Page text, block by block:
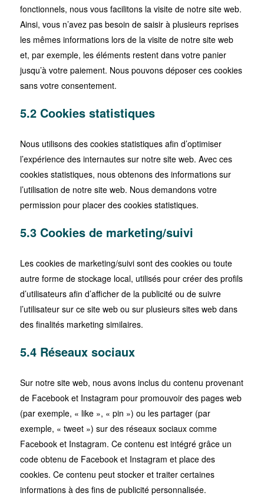
fonctionnels, nous vous facilitons la visite de notre site web.
Ainsi, vous n’avez pas besoin de saisir à plusieurs reprises
les mêmes informations lors de la visite de notre site web
et, par exemple, les éléments restent dans votre panier
jusqu’à votre paiement. Nous pouvons déposer ces cookies
sans votre consentement.
5.2 Cookies statistiques
Nous utilisons des cookies statistiques afin d’optimiser
l’expérience des internautes sur notre site web. Avec ces
cookies statistiques, nous obtenons des informations sur
l’utilisation de notre site web. Nous demandons votre
permission pour placer des cookies statistiques.
5.3 Cookies de marketing/suivi
Les cookies de marketing/suivi sont des cookies ou toute
autre forme de stockage local, utilisés pour créer des profils
d’utilisateurs afin d’afficher de la publicité ou de suivre
l’utilisateur sur ce site web ou sur plusieurs sites web dans
des finalités marketing similaires.
5.4 Réseaux sociaux
Sur notre site web, nous avons inclus du contenu provenant
de Facebook et Instagram pour promouvoir des pages web
(par exemple, « like », « pin ») ou les partager (par
exemple, « tweet ») sur des réseaux sociaux comme
Facebook et Instagram. Ce contenu est intégré grâce un
code obtenu de Facebook et Instagram et place des
cookies. Ce contenu peut stocker et traiter certaines
informations à des fins de publicité personnalisée.